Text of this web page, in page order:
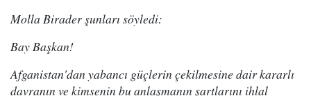
Molla Birader şunları söyledi:
Bay Başkan!
Afganistan'dan yabancı güçlerin çekilmesine dair kararlı
davranın ve kimsenin bu anlaşmanın şartlarını ihlal